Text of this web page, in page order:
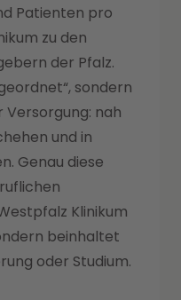
Patienten pro
zu den
der Pfalz.
sondern
nah
und in
Genau diese
Klinikum
beinhaltet
oder Studium.